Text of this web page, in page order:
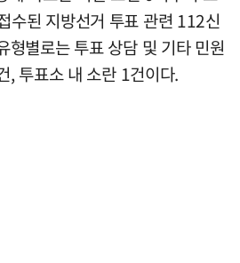
수된 지방선거 투표 관련 112신
형별로는 투표 상담 및 기타 민원
, 투표소 내 소란 1건이다.